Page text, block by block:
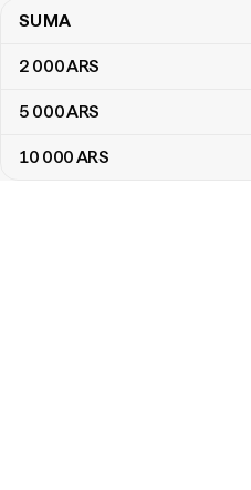
Argentinos pesai į Panamos
SUMA
2 000ARS
5 000ARS
10 000ARS